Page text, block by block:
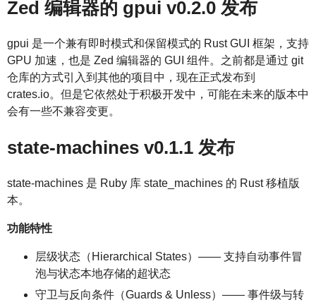
Zed 编辑器的 gpui v0.2.0 发布
gpui 是一个兼有即时模式和保留模式的 Rust GUI 框架，支持
GPU 加速，也是 Zed 编辑器的 GUI 组件。之前都是通过 git
仓库的方式引入到其他的项目中，现在正式发布到
crates.io。但是它依然处于积极开发中，可能在未来的版本中
会有一些不兼容变更。
state-machines v0.1.1 发布
state-machines 是 Ruby 库 state_machines 的 Rust 移植版
本。
功能特性
层级状态（Hierarchical States）—— 支持自动事件冒
泡与状态本地存储的超状态
守卫与反向条件（Guards & Unless）—— 事件级与转